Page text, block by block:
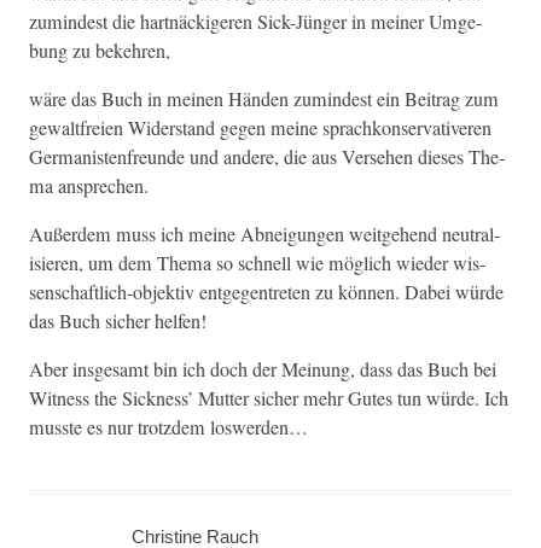
zumin­d­est die hart­näck­igeren Sick-Jünger in mein­er Umge­
bung zu bekehren,
wäre das Buch in meinen Hän­den zumin­d­est ein Beitrag zum
gewalt­freien Wider­stand gegen meine sprachkon­ser­v­a­tiv­eren
Ger­man­is­ten­fre­unde und andere, die aus Verse­hen dieses The­
ma ansprechen.
Außer­dem muss ich meine Abnei­gun­gen weit­ge­hend neu­tral­
isieren, um dem The­ma so schnell wie möglich wieder wis­
senschaftlich-objek­tiv ent­ge­gen­treten zu kön­nen. Dabei würde
das Buch sich­er helfen!
Aber ins­ge­samt bin ich doch der Mei­n­ung, dass das Buch bei
Wit­ness the Sick­ness’ Mut­ter sich­er mehr Gutes tun würde. Ich
musste es nur trotz­dem loswerden…
Christine Rauch